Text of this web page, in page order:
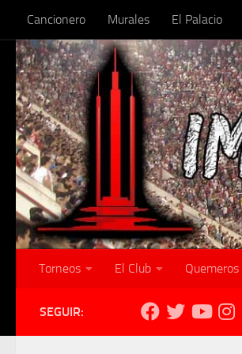
Skip to content
Cancionero Murales El Palacio
Torneos El Club Quemeros
SEGUIR: